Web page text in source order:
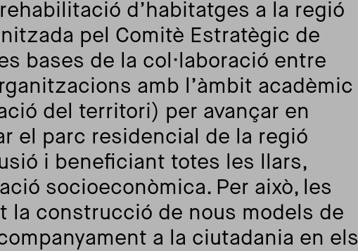
d’habitatges a la regió
pel Comitè Estratègic de
bases de la col·laboració entre
amb l’àmbit acadèmic
del territori) per avançar en
el parc residencial de la regió
i beneficiant totes les llars,
socioeconòmica. Per això, les
construcció de nous models de
a la ciutadania en els